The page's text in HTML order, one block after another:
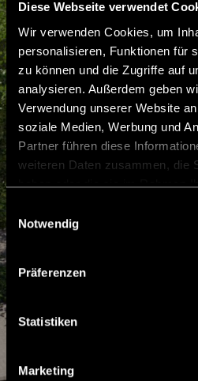
Diese Webseite verwendet
Wir verwenden Cookies, um
personalisieren, Funktionen für
zu können und die Zugriffe auf
analysieren. Außerdem geben
Verwendung unserer Website
soziale Medien, Werbung und
Partner führen diese
weiteren Daten zusammen, die
haben oder die sie im Rahmen
Notwendig
Präferenzen
Statistiken
Marketing